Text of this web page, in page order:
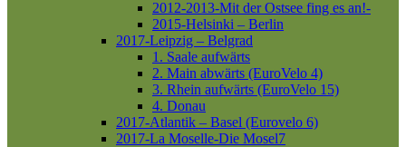
2012-2013-Mit der Ostsee fing es an!-
2015-Helsinki – Berlin
2017-Leipzig – Belgrad
1. Saale aufwärts
2. Main abwärts (EuroVelo 4)
3. Rhein aufwärts (EuroVelo 15)
4. Donau
2017-Atlantik – Basel (Eurovelo 6)
2017-La Moselle-Die Mosel7